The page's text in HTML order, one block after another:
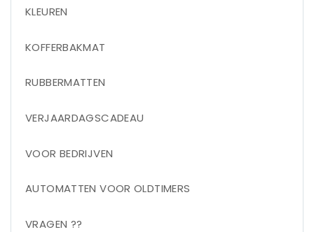
KLEUREN
KOFFERBAKMAT
RUBBERMATTEN
VERJAARDAGSCADEAU
VOOR BEDRIJVEN
AUTOMATTEN VOOR OLDTIMERS
VRAGEN ??